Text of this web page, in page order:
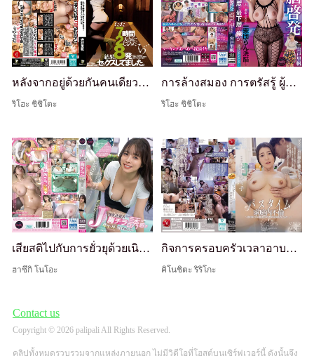
หลังจากอยู่ด้วยกันคนเดียวเพียง 7 ชั่วโมง... เราก็เย็ดกันถึง 8 ครั้ง Riho Kikuchi
ริโฮะ ชิชิโดะ
การล้างสมอง การตรัสรู้ ผู้ทำลายจิตใจ: ในฐานะผู้ต่ำที่สุดในระบบวรรณะครอบครัว ฉันได้ดำเนินการล้างสมองครอบครัวด้วยแว่นตาลึกลับ... ฮิเมโด ริฮาคุ
ริโฮะ ชิชิโดะ
เสียสติไปกับการยั่วยุด้วยเนินอกของพนักงาน J-Cup ที่ไม่รู้ตัว... Noa Hazuki
ฮาซึกิ โนโอะ
กิจการครอบครัวเวลาอาบน้ำ ~ตั้งแต่พี่ชายมาอยู่ด้วย ภรรยาที่ชอบอาบน้ำของฉันก็ใช้เวลาอาบน้ำนานขึ้น...~ รีริโกะ คิโนชิตะ
คิโนชิตะ ริริโกะ
Contact us
Copyright © 2026 palipali All Rights Reserved.
คลิปทั้งหมดรวบรวมจากแหล่งภายนอก ไม่มีวิดีโอที่โฮสต์บนเซิร์ฟเวอร์นี้ ดังนั้นจึง